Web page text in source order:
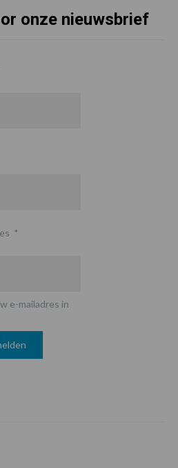
onze nieuwsbrief
*
e-mailadres in